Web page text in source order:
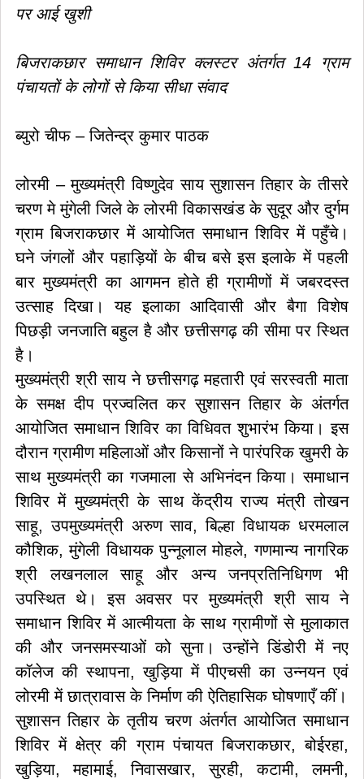
पर आई खुशी
बिजराकछार समाधान शिविर क्लस्टर अंतर्गत 14 ग्राम
पंचायतों के लोगों से किया सीधा संवाद
ब्युरो चीफ – जितेन्द्र कुमार पाठक
लोरमी – मुख्यमंत्री विष्णुदेव साय सुशासन तिहार के तीसरे
चरण मे मुंगेली जिले के लोरमी विकासखंड के सुदूर और दुर्गम
ग्राम बिजराकछार में आयोजित समाधान शिविर में पहुँचे।
घने जंगलों और पहाड़ियों के बीच बसे इस इलाके में पहली
बार मुख्यमंत्री का आगमन होते ही ग्रामीणों में जबरदस्त
उत्साह दिखा। यह इलाका आदिवासी और बैगा विशेष
पिछड़ी जनजाति बहुल है और छत्तीसगढ़ की सीमा पर स्थित
है।
मुख्यमंत्री श्री साय ने छत्तीसगढ़ महतारी एवं सरस्वती माता
के समक्ष दीप प्रज्वलित कर सुशासन तिहार के अंतर्गत
आयोजित समाधान शिविर का विधिवत शुभारंभ किया। इस
दौरान ग्रामीण महिलाओं और किसानों ने पारंपरिक खुमरी के
साथ मुख्यमंत्री का गजमाला से अभिनंदन किया। समाधान
शिविर में मुख्यमंत्री के साथ केंद्रीय राज्य मंत्री तोखन
साहू, उपमुख्यमंत्री अरुण साव, बिल्हा विधायक धरमलाल
कौशिक, मुंगेली विधायक पुन्नूलाल मोहले, गणमान्य नागरिक
श्री लखनलाल साहू और अन्य जनप्रतिनिधिगण भी
उपस्थित थे। इस अवसर पर मुख्यमंत्री श्री साय ने
समाधान शिविर में आत्मीयता के साथ ग्रामीणों से मुलाकात
की और जनसमस्याओं को सुना। उन्होंने डिंडोरी में नए
कॉलेज की स्थापना, खुड़िया में पीएचसी का उन्नयन एवं
लोरमी में छात्रावास के निर्माण की ऐतिहासिक घोषणाएँ कीं।
सुशासन तिहार के तृतीय चरण अंतर्गत आयोजित समाधान
शिविर में क्षेत्र की ग्राम पंचायत बिजराकछार, बोईरहा,
खुड़िया, महामाई, निवासखार, सुरही, कटामी, लमनी,